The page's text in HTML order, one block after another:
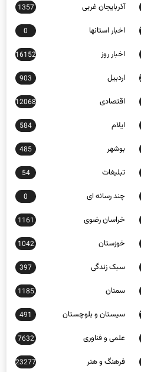
آذربایجان غربی 1357
اخبار استانها 0
اخبار روز 16152
اردبیل 903
اقتصادی 12068
ایلام 584
بوشهر 485
تبلیغات 54
چند رسانه ای 0
خراسان رضوی 1161
خوزستان 1042
سبک زندگی 397
سمنان 1185
سیستان و بلوچستان 491
علمی و فناوری 7632
فرهنگ و هنر 23277